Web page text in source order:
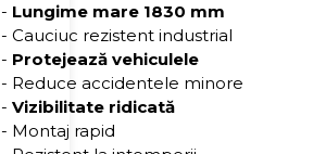
- Lungime mare 1830 mm
- Cauciuc rezistent industrial
- Protejează vehiculele
- Reduce accidentele minore
-Vizibilitate ridicată
- Montaj rapid